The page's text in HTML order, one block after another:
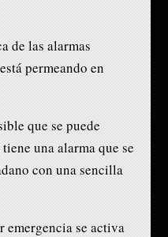
de las alarmas
permeando en
que se puede
una alarma que se
con una sencilla
emergencia se activa